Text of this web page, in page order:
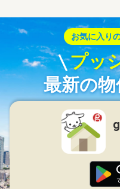
お気に入り
プッ
最新の